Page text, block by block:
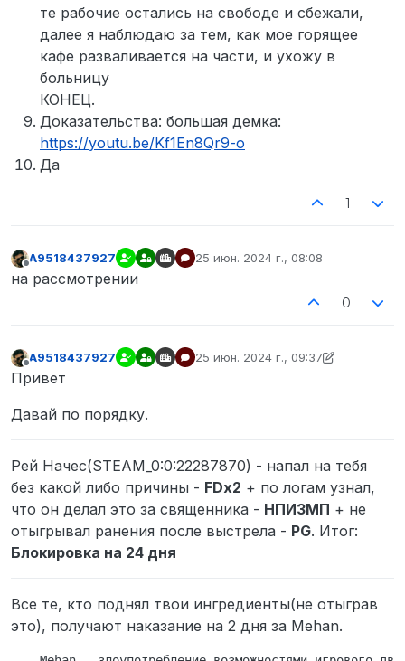
те рабочие остались на свободе и сбежали,
далее я наблюдаю за тем, как мое горящее
кафе разваливается на части, и ухожу в
больницу
КОНЕЦ.
Доказательства: большая демка:
https://youtu.be/Kf1En8Qr9-o
Да
1
A9518437927 25 июн. 2024 г., 08:08
отредактировано
на рассмотрении
0
A9518437927 25 июн. 2024 г., 09:37
отредактировано A9518437927
Привет
Давай по порядку.
Рей Начес(STEAM_0:0:22287870) - напал на тебя
без какой либо причины - FDx2 + по логам узнал,
что он делал это за священника - НПИЗМП + не
отыгрывал ранения после выстрела - PG. Итог:
Блокировка на 24 дня
Все те, кто поднял твои ингредиенты(не отыграв
это), получают наказание на 2 дня за Mehan.